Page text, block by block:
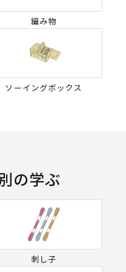
編み物
ソーイングボックス
の学ぶ
刺し子